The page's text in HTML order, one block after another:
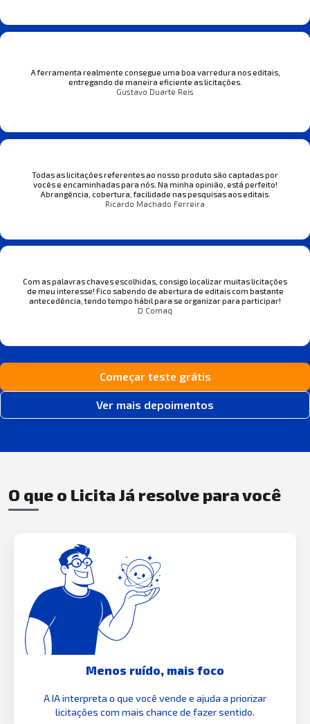
A ferramenta realmente consegue uma boa varredura nos editais,
entregando de maneira eficiente as licitações.
Gustavo Duarte Reis
Todas as licitações referentes ao nosso produto são captadas por
vocês e encaminhadas para nós. Na minha opinião, está perfeito!
Abrangência, cobertura, facilidade nas pesquisas aos editais.
Ricardo Machado Ferreira
Com as palavras chaves escolhidas, consigo localizar muitas licitações
de meu interesse! Fico sabendo de abertura de editais com bastante
antecedência, tendo tempo hábil para se organizar para participar!
D Comaq
Começar teste grátis
Ver mais depoimentos
O que o Licita Já resolve para você
Menos ruído, mais foco
A IA interpreta o que você vende e ajuda a priorizar
licitações com mais chance de fazer sentido.